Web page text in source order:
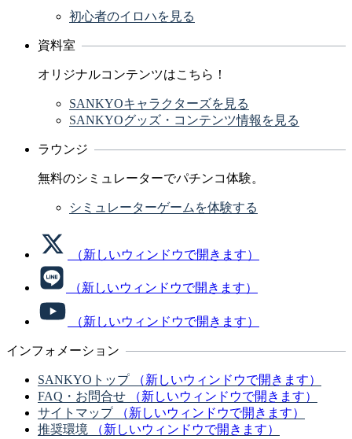
初心者のイロハを見る
資料室
オリジナルコンテンツはこちら！
SANKYOキャラクターズを見る
SANKYOグッズ・コンテンツ情報を見る
ラウンジ
無料のシミュレーターでパチンコ体験。
シミュレーターゲームを体験する
（新しいウィンドウで開きます）
（新しいウィンドウで開きます）
（新しいウィンドウで開きます）
インフォメーション
SANKYOトップ
（新しいウィンドウで開きます）
FAQ・お問合せ
（新しいウィンドウで開きます）
サイトマップ
（新しいウィンドウで開きます）
推奨環境
（新しいウィンドウで開きます）